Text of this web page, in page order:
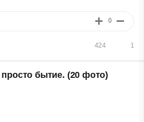
0
1
424
бытие. (20 фото)